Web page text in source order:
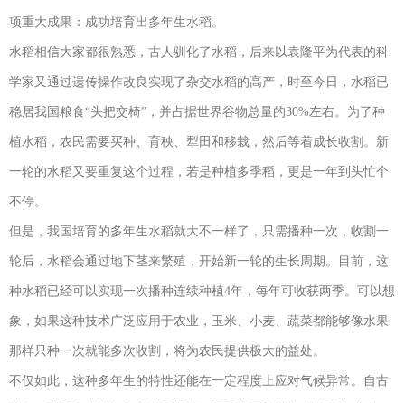
项重大成果：成功培育出多年生水稻。
水稻相信大家都很熟悉，古人驯化了水稻，后来以袁隆平为代表的科
学家又通过遗传操作改良实现了杂交水稻的高产，时至今日，水稻已
稳居我国粮食“头把交椅”，并占据世界谷物总量的30%左右。为了种
植水稻，农民需要买种、育秧、犁田和移栽，然后等着成长收割。新
一轮的水稻又要重复这个过程，若是种植多季稻，更是一年到头忙个
不停。
但是，我国培育的多年生水稻就大不一样了，只需播种一次，收割一
轮后，水稻会通过地下茎来繁殖，开始新一轮的生长周期。目前，这
种水稻已经可以实现一次播种连续种植4年，每年可收获两季。可以想
象，如果这种技术广泛应用于农业，玉米、小麦、蔬菜都能够像水果
那样只种一次就能多次收割，将为农民提供极大的益处。
不仅如此，这种多年生的特性还能在一定程度上应对气候异常。自古